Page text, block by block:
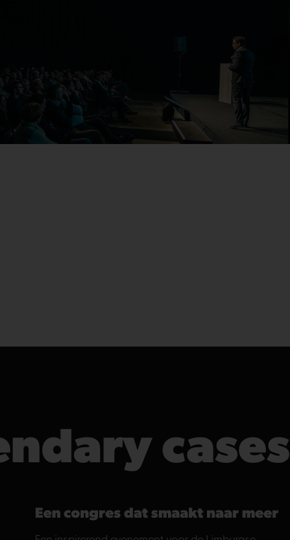
cases
Een congres dat smaakt naar meer